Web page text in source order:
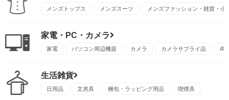
メンズトップス メンズスーツ メンズファッション・雑貨・小
家電・PC・カメラ
家電 パソコン周辺機器 カメラ カメラサプライ品 AV
生活雑貨
日用品 文房具 梱包・ラッピング用品 喫煙具